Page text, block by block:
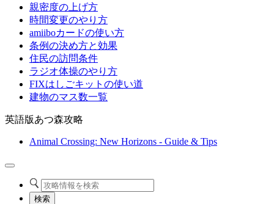
親密度の上げ方
時間変更のやり方
amiiboカードの使い方
条例の決め方と効果
住民の訪問条件
ラジオ体操のやり方
FIXはしごキットの使い道
建物のマス数一覧
英語版あつ森攻略
Animal Crossing: New Horizons - Guide & Tips
検索